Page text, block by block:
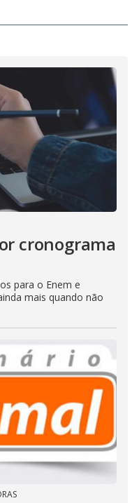
cronograma
para o Enem e
mais quando não